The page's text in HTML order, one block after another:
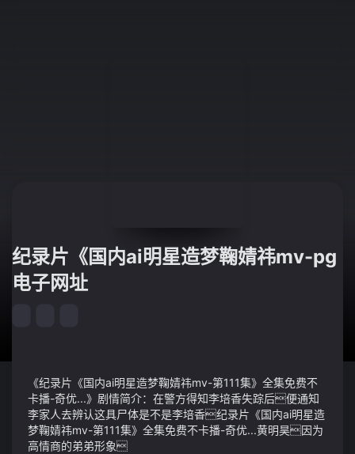
纪录片《国内ai明星造梦鞠婧祎mv-pg
电子网址
《纪录片《国内ai明星造梦鞠婧祎mv-第111集》全集免费不
卡播-奇优...》剧情简介：在警方得知李培香失踪后便通知
李家人去辨认这具尸体是不是李培香纪录片《国内ai明星造
梦鞠婧祎mv-第111集》全集免费不卡播-奇优...黄明昊因为
高情商的弟弟形象